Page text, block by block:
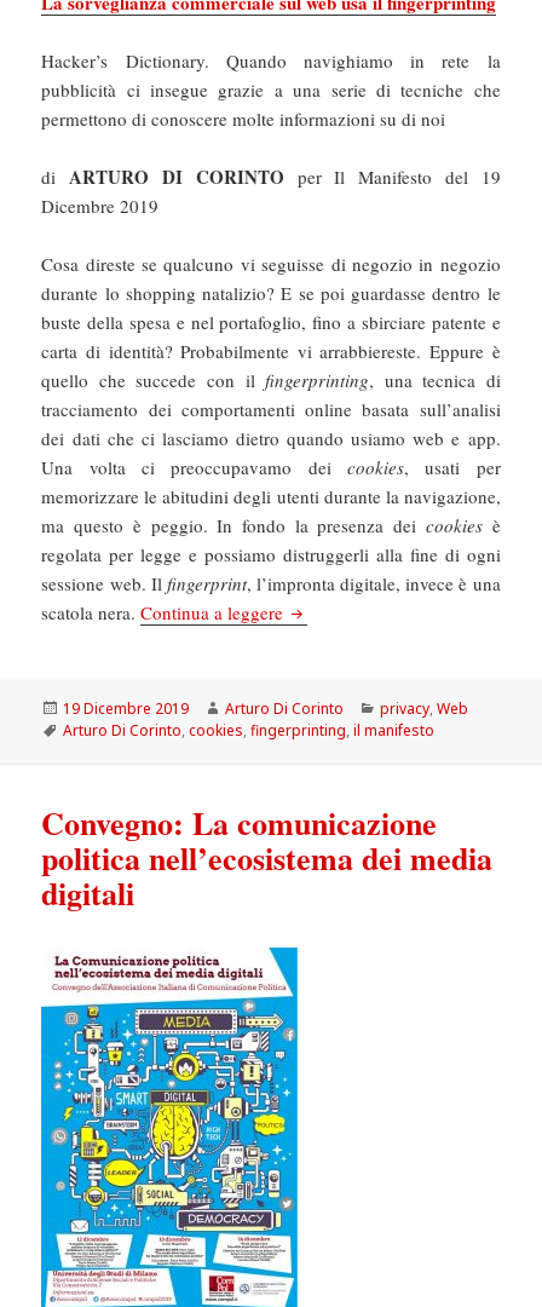
Hacker’s Dictionary. Quando navighiamo in rete la
pubblicità ci insegue grazie a una serie di tecniche che
permettono di conoscere molte informazioni su di noi
diARTURO DI CORINTO per Il Manifesto del 19
Dicembre 2019
Cosa direste se qualcuno vi seguisse di negozio in negozio
durante lo shopping natalizio? E se poi guardasse dentro le
buste della spesa e nel portafoglio, fino a sbirciare patente e
carta di identità? Probabilmente vi arrabbiereste. Eppure è
quello che succede con ilfingerprinting, una tecnica di
tracciamento dei comportamenti online basata sull’analisi
dei dati che ci lasciamo dietro quando usiamo web e app.
Una volta ci preoccupavamo dei cookies, usati per
memorizzare le abitudini degli utenti durante la navigazione,
ma questo è peggio. In fondo la presenza dei cookiesè
regolata per legge e possiamo distruggerli alla fine di ogni
sessione web. Il fingerprint, l’impronta digitale, invece è una
scatola nera.Continua a leggere Il Manifesto: La sorveglianza
Scritto
il
19 Dicembre 2019 Autore
Arturo Di Corinto Categorie
privacy,Web
Tag
Arturo Di Corinto,cookies,fingerprinting,il manifesto
Convegno: La comunicazione
politica nell’ecosistema dei media
digitali